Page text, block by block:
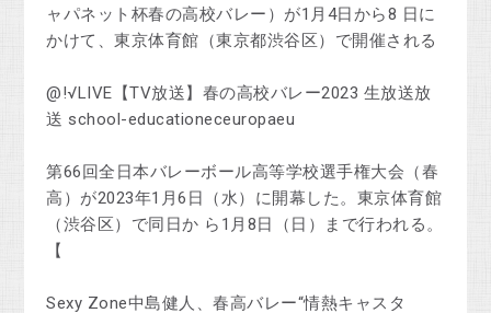
ャパネット杯春の高校バレー）が1月4日から8 日に
かけて、東京体育館（東京都渋谷区）で開催される
@!√LIVE【TV放送】春の高校バレー2023 生放送放
送 school-educationeceuropaeu
第66回全日本バレーボール高等学校選手権大会（春
高）が2023年1月6日（水）に開幕した。東京体育館
（渋谷区）で同日か ら1月8日（日）まで行われる。
【
Sexy Zone中島健人、春高バレー“情熱キャスタ